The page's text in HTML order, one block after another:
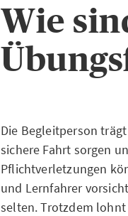
Wie
Die Begleitperson
sichere Fahrt sorgen
Pflichtverletzungen
und Lernfahrer
selten. Trotzdem lohnt